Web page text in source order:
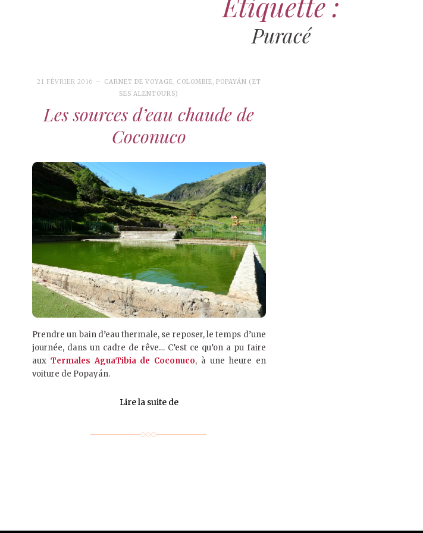
Puracé
21 FÉVRIER 2016 CARNET DE VOYAGE, COLOMBIE, POPAYÁN (ET
SES ALENTOURS)
Les sources d’eau chaude de
Coconuco
Prendre un bain d’eau thermale, se reposer, le temps d’une
journée, dans un cadre de rêve… C’est ce qu’on a pu faire
aux Termales AguaTibia de Coconuco, à une heure en
voiture de Popayán.
Lire la suite de